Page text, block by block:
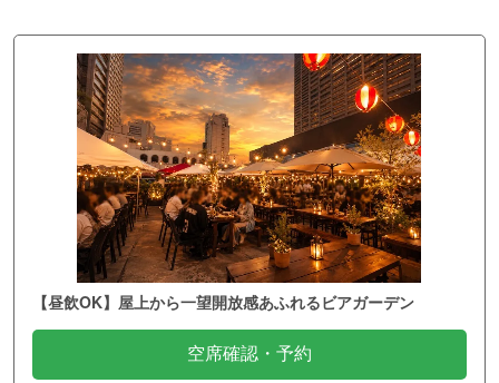
【昼飲OK】屋上から一望開放感あふれるビアガーデン
空席確認・予約